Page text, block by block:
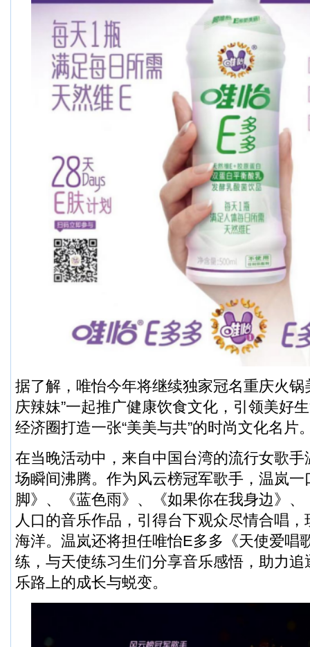
据了解，唯怡今年将继续独家冠名重庆火锅
庆辣妹”一起推广健康饮食文化，引领美好
经济圈打造一张“美美与共”的时尚文化名片
在当晚活动中，来自中国台湾的流行女歌
场瞬间沸腾。作为风云榜冠军歌手，温岚
脚》、《蓝色雨》、《如果你在我身边》
人口的音乐作品，引得台下观众尽情合唱
海洋。温岚还将担任唯怡E多多《天使爱唱
练，与天使练习生们分享音乐感悟，助力
乐路上的成长与蜕变。